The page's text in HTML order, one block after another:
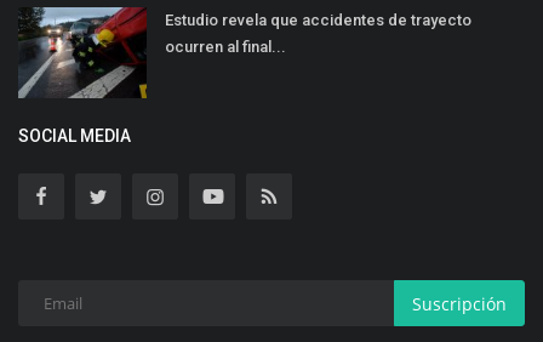
Estudio revela que accidentes de trayecto
ocurren al final...
SOCIAL MEDIA
Suscripción